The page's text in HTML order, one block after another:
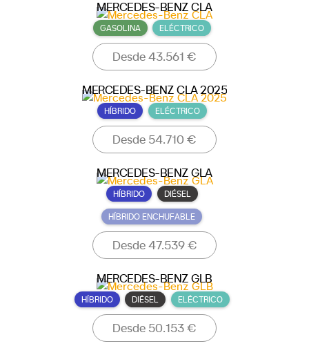
MERCEDES-BENZ CLA
GASOLINA ELÉCTRICO
Desde 43.561 €
MERCEDES-BENZ CLA 2025
HÍBRIDO ELÉCTRICO
Desde 54.710 €
MERCEDES-BENZ GLA
HÍBRIDO DIÉSEL
HÍBRIDO ENCHUFABLE
Desde 47.539 €
MERCEDES-BENZ GLB
HÍBRIDO DIÉSEL ELÉCTRICO
Desde 50.153 €